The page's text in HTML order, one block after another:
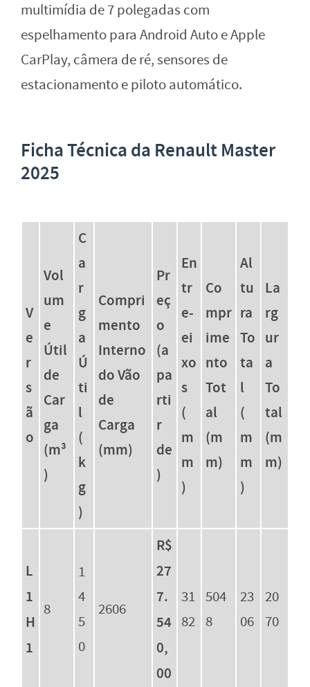
multimídia de 7 polegadas com
espelhamento para Android Auto e Apple
CarPlay, câmera de ré, sensores de
estacionamento e piloto automático.
Ficha Técnica da Renault Master
2025
V
e
r
s
ã
o
Vol
um
e
Útil
de
Car
ga
(m³
)
C
a
r
g
a
Ú
ti
l
(
k
g
)
Compri
mento
Interno
do Vão
de
Carga
(mm)
Pr
eç
o
(a
pa
rti
r
de
)
En
tr
e-
ei
xo
s
(
m
m
)
Co
mpr
ime
nto
Tot
al
(m
m)
Al
tu
ra
To
ta
l
(
m
m
)
La
rg
ur
a
To
tal
(m
m)
L
1
H
1
8
1
4
5
0
2606
R$
27
7.
54
0,
00
31
82
504
8
23
06
20
70